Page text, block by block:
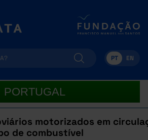
PT EN
PORTUGAL
motorizados em
de combustível